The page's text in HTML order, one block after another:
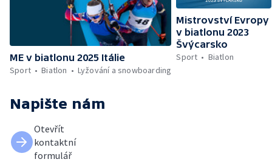
ME v biatlonu 2025 Itálie
Sport
Biatlon Lyžování a snowboarding
Mistrovství Evropy
v biatlonu 2023
Švýcarsko
Sport
Biatlon
Napište nám
Otevřít
kontaktní
formulář